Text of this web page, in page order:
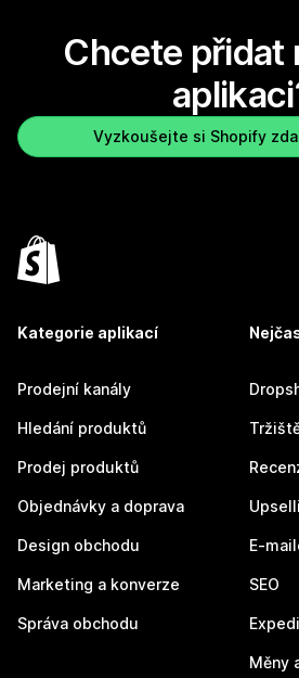
Chcete přidat
Vyzkoušejte si Shopify
Kategorie aplikací
Prodejní kanály
Hledání produktů
Prodej produktů
Objednávky a doprava
Design obchodu
Marketing a konverze
Správa obchodu
E-
SEO
Měny